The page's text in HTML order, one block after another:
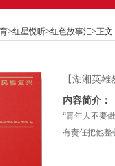
>红星悦听>红色故事汇>正文
【湖湘英
内容简介：
“青年人不要
有责任把他整